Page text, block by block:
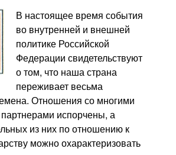
В настоящее время события
во внутренней и внешней
политике Российской
Федерации свидетельствуют
о том, что наша страна
переживает весьма
Отношения со многими
испорчены, а
из них по отношению к
можно охарактеризовать